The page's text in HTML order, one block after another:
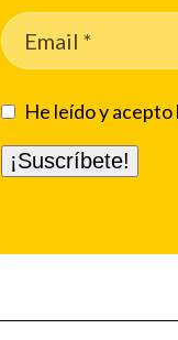
He leído y acepto